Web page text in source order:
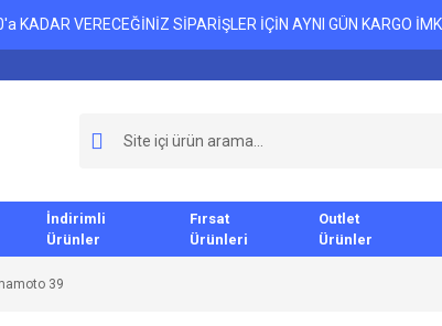
KADAR VERECEĞİNİZ SİPARİŞLER İÇİN AYNI GÜN KARGO
İndirimli
Ürünler
Fırsat
Ürünleri
Outlet
Ürünler
39